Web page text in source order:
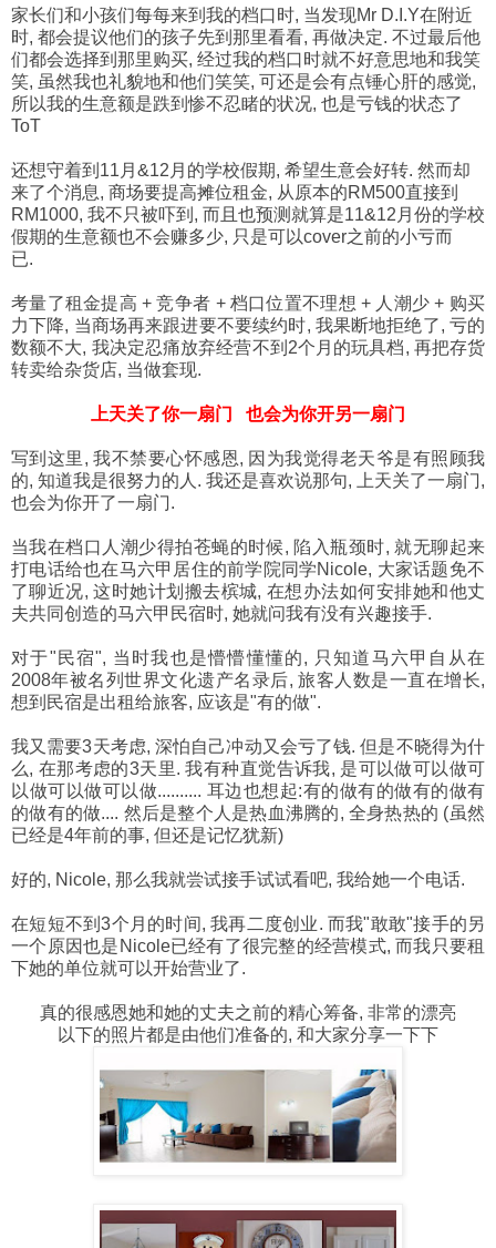
家长们和小孩们每每来到我的档口时, 当发现Mr D.I.Y在附近
时, 都会提议他们的孩子先到那里看看, 再做决定. 不过最后他
们都会选择到那里购买, 经过我的档口时就不好意思地和我笑
笑, 虽然我也礼貌地和他们笑笑, 可还是会有点锤心肝的感觉,
所以我的生意额是跌到惨不忍睹的状况, 也是亏钱的状态了
ToT
还想守着到11月&12月的学校假期, 希望生意会好转. 然而却
来了个消息, 商场要提高摊位租金, 从原本的RM500直接到
RM1000, 我不只被吓到, 而且也预测就算是11&12月份的学校
假期的生意额也不会赚多少, 只是可以cover之前的小亏而
已.
考量了租金提高 + 竞争者 + 档口位置不理想 + 人潮少 + 购买
力下降, 当商场再来跟进要不要续约时, 我果断地拒绝了, 亏的
数额不大, 我决定忍痛放弃经营不到2个月的玩具档, 再把存货
转卖给杂货店, 当做套现.
上天关了你一扇门 也会为你开另一扇门
写到这里, 我不禁要心怀感恩, 因为我觉得老天爷是有照顾我
的, 知道我是很努力的人. 我还是喜欢说那句, 上天关了一扇门,
也会为你开了一扇门.
当我在档口人潮少得拍苍蝇的时候, 陷入瓶颈时, 就无聊起来
打电话给也在马六甲居住的前学院同学Nicole, 大家话题免不
了聊近况, 这时她计划搬去槟城, 在想办法如何安排她和他丈
夫共同创造的马六甲民宿时, 她就问我有没有兴趣接手.
对于"民宿", 当时我也是懵懵懂懂的, 只知道马六甲自从在
2008年被名列世界文化遗产名录后, 旅客人数是一直在增长,
想到民宿是出租给旅客, 应该是"有的做".
我又需要3天考虑, 深怕自己冲动又会亏了钱. 但是不晓得为什
么, 在那考虑的3天里. 我有种直觉告诉我, 是可以做可以做可
以做可以做可以做.......... 耳边也想起:有的做有的做有的做有
的做有的做.... 然后是整个人是热血沸腾的, 全身热热的 (虽然
已经是4年前的事, 但还是记忆犹新)
好的, Nicole, 那么我就尝试接手试试看吧, 我给她一个电话.
在短短不到3个月的时间, 我再二度创业. 而我"敢敢"接手的另
一个原因也是Nicole已经有了很完整的经营模式, 而我只要租
下她的单位就可以开始营业了.
真的很感恩她和她的丈夫之前的精心筹备, 非常的漂亮
以下的照片都是由他们准备的, 和大家分享一下下